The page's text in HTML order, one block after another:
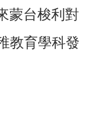
蒙台梭利對
教育學科發